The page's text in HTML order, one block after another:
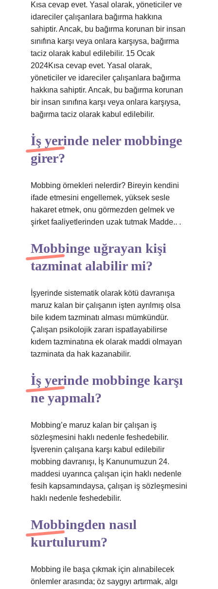
Kısa cevap evet. Yasal olarak, yöneticiler ve
idareciler çalışanlara bağırma hakkına
sahiptir. Ancak, bu bağırma korunan bir insan
sınıfına karşı veya onlara karşıysa, bağırma
taciz olarak kabul edilebilir. 15 Ocak
2024Kısa cevap evet. Yasal olarak,
yöneticiler ve idareciler çalışanlara bağırma
hakkına sahiptir. Ancak, bu bağırma korunan
bir insan sınıfına karşı veya onlara karşıysa,
bağırma taciz olarak kabul edilebilir.
İş yerinde neler mobbinge
girer?
Mobbing örnekleri nelerdir? Bireyin kendini
ifade etmesini engellemek, yüksek sesle
hakaret etmek, onu görmezden gelmek ve
şirket faaliyetlerinden uzak tutmak Madde.. .
Mobbinge uğrayan kişi
tazminat alabilir mi?
İşyerinde sistematik olarak kötü davranışa
maruz kalan bir çalışanın işten ayrılmış olsa
bile kıdem tazminatı alması mümkündür.
Çalışan psikolojik zararı ispatlayabilirse
kıdem tazminatına ek olarak maddi olmayan
tazminata da hak kazanabilir.
İş yerinde mobbinge karşı
ne yapmalı?
Mobbing’e maruz kalan bir çalışan iş
sözleşmesini haklı nedenle feshedebilir.
İşverenin çalışana karşı kabul edilebilir
mobbing davranışı, İş Kanunumuzun 24.
maddesi uyarınca çalışan için haklı nedenle
fesih kapsamındaysa, çalışan iş sözleşmesini
haklı nedenle feshedebilir.
Mobbingden nasıl
kurtulurum?
Mobbing ile başa çıkmak için alınabilecek
önlemler arasında; öz saygıyı artırmak, algı